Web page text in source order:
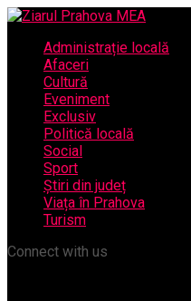
Administrație locală
Afaceri
Cultură
Eveniment
Exclusiv
Politică locală
Social
Sport
Știri din județ
Viața în Prahova
Turism
Connect with us